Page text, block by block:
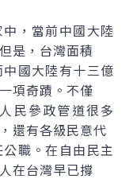
當前中國大陸
是，台灣面積
國大陸有十三億
項奇蹟。不僅
參政管道很多
還有各級民意代
職。在自由民主
在台灣早已撐